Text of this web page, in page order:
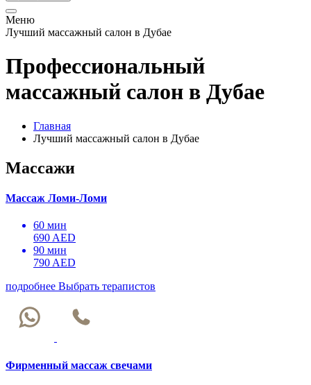
Меню
Лучший массажный салон в Дубае
Профессиональный
массажный салон в Дубае
Главная
Лучший массажный салон в Дубае
Массажи
Массаж Ломи-Ломи
60 мин
690 AED
90 мин
790 AED
подробнее Выбрать терапистов
Фирменный массаж свечами